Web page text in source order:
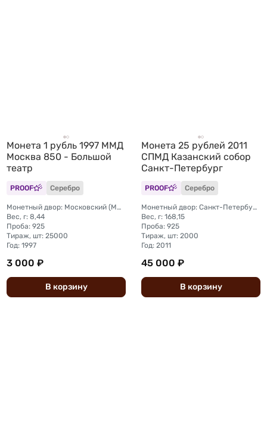
Монета 1 рубль 1997 ММД
Москва 850 - Большой
театр
PROOF Серебро
Монетный двор: Московский (ММД)
Вес, г: 8,44
Проба: 925
Тираж, шт: 25000
Год: 1997
3 000 ₽
В корзину
Монета 25 рублей 2011
СПМД Казанский собор
Санкт-Петербург
PROOF Серебро
Монетный двор: Санкт-Петербургский (СПМД)
Вес, г: 168,15
Проба: 925
Тираж, шт: 2000
Год: 2011
45 000 ₽
В корзину